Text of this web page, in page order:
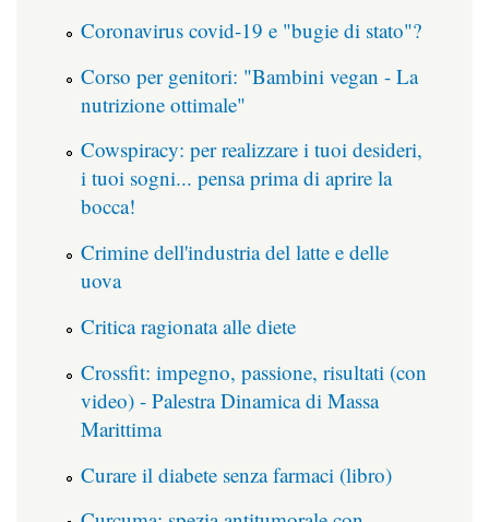
Coronavirus covid-19 e "bugie di stato"?
Corso per genitori: "Bambini vegan - La
nutrizione ottimale"
Cowspiracy: per realizzare i tuoi desideri,
i tuoi sogni... pensa prima di aprire la
bocca!
Crimine dell'industria del latte e delle
uova
Critica ragionata alle diete
Crossfit: impegno, passione, risultati (con
video) - Palestra Dinamica di Massa
Marittima
Curare il diabete senza farmaci (libro)